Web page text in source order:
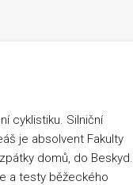
cyklistiku. Silniční
je absolvent Fakulty
domů, do Beskyd.
a testy běžeckého